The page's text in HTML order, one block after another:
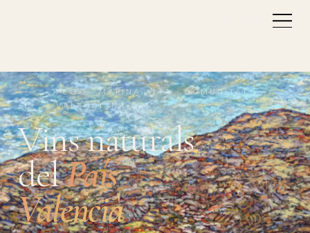
PEGO · MARINA ALTA · COMUNITAT
VALENCIANA
Vins naturals
delPaís
Valencià